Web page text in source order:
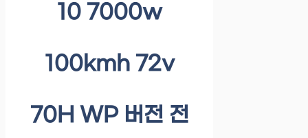
10 7000w
100kmh 72v
70H WP 버전 전